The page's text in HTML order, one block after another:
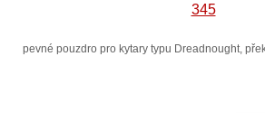
345
pevné pouzdro pro kytary typu Dreadnought,